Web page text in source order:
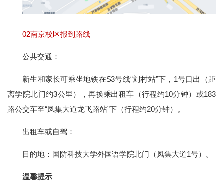
02南京校区报到路线
公共交通：
新生和家长可乘坐地铁在S3号线“刘村站”下，1号口出（距
离学院北门约3公里），再换乘出租车（行程约10分钟）或183
路公交车至“凤集大道龙飞路站”下（行程约20分钟）。
出租车或自驾：
目的地：国防科技大学外国语学院北门（凤集大道1号）。
温馨提示